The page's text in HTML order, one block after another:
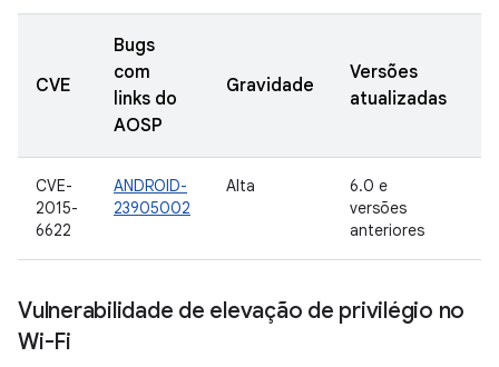
CVE
Bugs
com
links do
AOSP
Gravidade
Versões
atualizadas
CVE-
2015-
6622
ANDROID-
23905002
Alta
6.0 e
versões
anteriores
Vulnerabilidade de elevação de privilégio no
Wi-Fi